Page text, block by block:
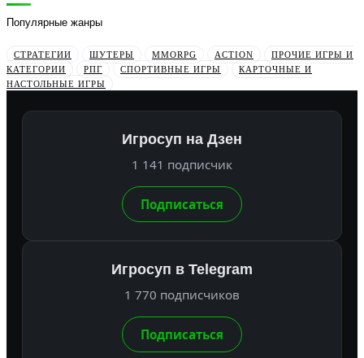
Популярные жанры
СТРАТЕГИИ ШУТЕРЫ MMORPG ACTION
ПРОЧИЕ ИГРЫ И
КАТЕГОРИИ
РПГ СПОРТИВНЫЕ ИГРЫ
КАРТОЧНЫЕ И
НАСТОЛЬНЫЕ ИГРЫ
Игросуп на Дзен
1 141 подписчик
Подписаться
Игросуп в Telegram
1 770 подписчиков
Подписаться